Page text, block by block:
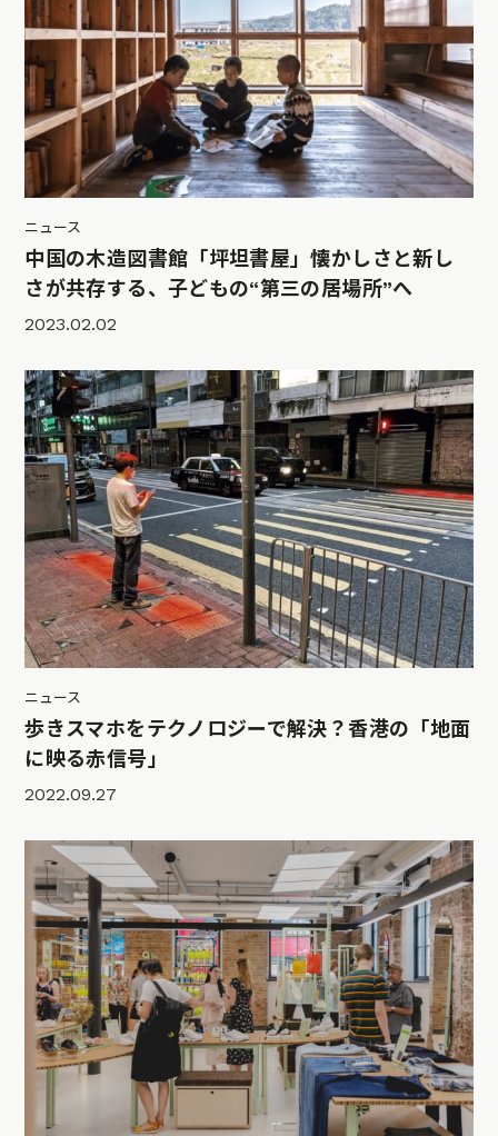
ニュース
中国の木造図書館「坪坦書屋」懐かしさと新し
さが共存する、子どもの“第三の居場所”へ
2023.02.02
ニュース
歩きスマホをテクノロジーで解決？香港の「地面
に映る赤信号」
2022.09.27